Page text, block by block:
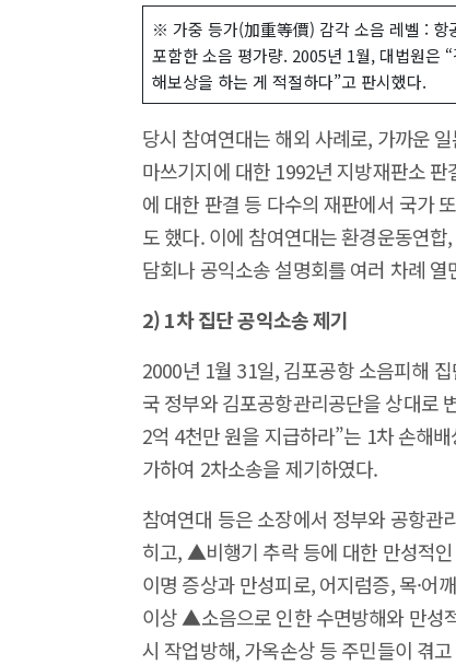
※ 가중 등가(加重等價) 감각 소음 레벨 : 항
포함한 소음 평가량. 2005년 1월, 대법원은
해보상을 하는 게 적절하다”고 판시했다.
당시 참여연대는 해외 사례로, 가까운
마쓰기지에 대한 1992년 지방재판소
에 대한 판결 등 다수의 재판에서 국가
도 했다. 이에 참여연대는 환경운동연
담회나 공익소송 설명회를 여러 차례
2) 1차 집단 공익소송 제기
2000년 1월 31일, 김포공항 소음피해
국 정부와 김포공항관리공단을 상대로
2억 4천만 원을 지급하라”는 1차 손해
가하여 2차소송을 제기하였다.
참여연대 등은 소장에서 정부와 공항관
히고, ▲비행기 추락 등에 대한 만성적
이명 증상과 만성피로, 어지럼증, 목·어
이상 ▲소음으로 인한 수면방해와 만성
시 작업방해, 가옥손상 등 주민들이 겪